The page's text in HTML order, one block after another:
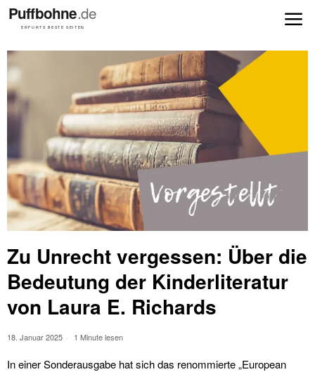
Zu Unrecht vergessen: Über die
Bedeutung der Kinderliteratur
von Laura E. Richards
18. Januar 2025 1 Minute lesen
In einer Sonderausgabe hat sich das renommierte „European